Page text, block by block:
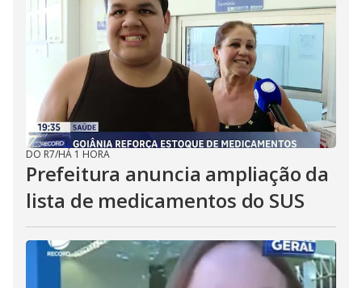
DO R7/HÁ 1 HORA
Prefeitura anuncia ampliação da
lista de medicamentos do SUS